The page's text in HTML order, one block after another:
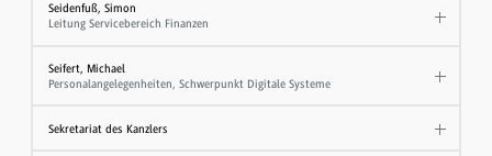
Seidenfuß, Simon
Leitung Servicebereich Finanzen
Seifert, Michael
Personalangelegenheiten, Schwerpunkt Digitale Systeme
Sekretariat des Kanzlers